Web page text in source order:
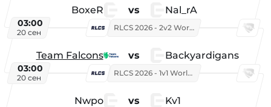
BoxeR vs Nal_rA
03:00
20 сен
RLCS 2026 - 2v2 World Championship
Team Falcons vs Backyardigans
03:00
20 сен
RLCS 2026 - 1v1 World Championship
Nwpo vs Kv1